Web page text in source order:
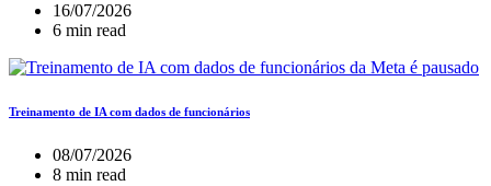
16/07/2026
6 min read
Treinamento de IA com dados de funcionários
08/07/2026
8 min read